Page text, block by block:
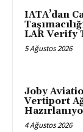
IATA’dan
LAR Verify
5 Ağustos 2026
Joby
Vertiport
4 Ağustos 2026